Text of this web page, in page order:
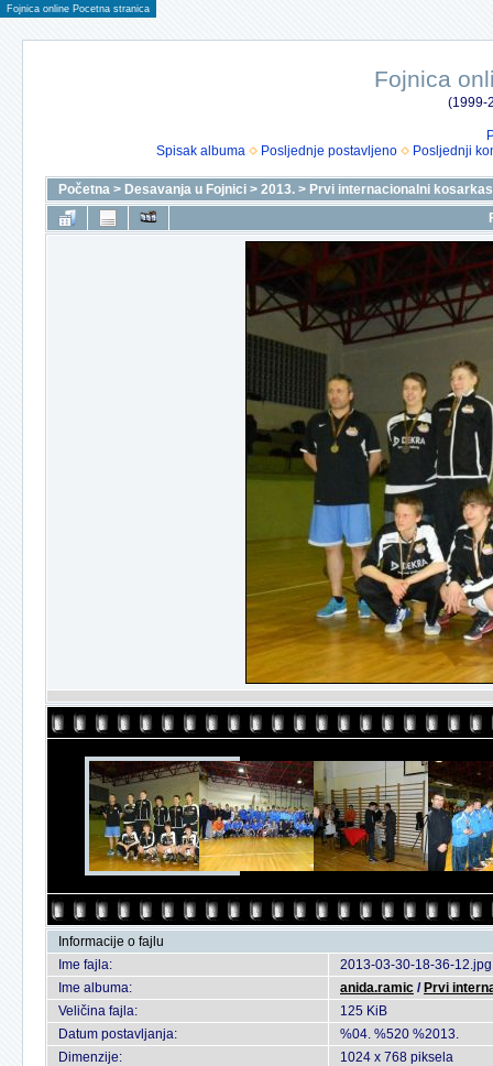
Fojnica online Pocetna stranica
Fojnica
(1999-
Spisak albuma
Posljednje postavljeno Posljednji
Početna > Desavanja u Fojnici > 2013. > Prvi internacionalni
Informacije o fajlu
Ime fajla:
2013-03-30-18-36-12.jpg
Ime albuma:
anida.ramic / Prvi
Veličina fajla:
125 KiB
Datum postavljanja:
%04. %520 %2013.
Dimenzije:
1024 x 768 piksela